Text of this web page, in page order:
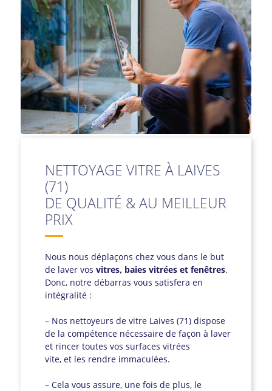
NETTOYAGE VITRE À LAIVES
(71)
DE QUALITÉ & AU MEILLEUR
PRIX
Nous nous déplaçons chez vous dans le but
de laver vos vitres, baies vitrées et fenêtres.
Donc, notre débarras vous satisfera en
intégralité :
– Nos nettoyeurs de vitre Laives (71) dispose
de la compétence nécessaire de façon à laver
et rincer toutes vos surfaces vitrées
vite, et les rendre immaculées.
– Cela vous assure, une fois de plus, le